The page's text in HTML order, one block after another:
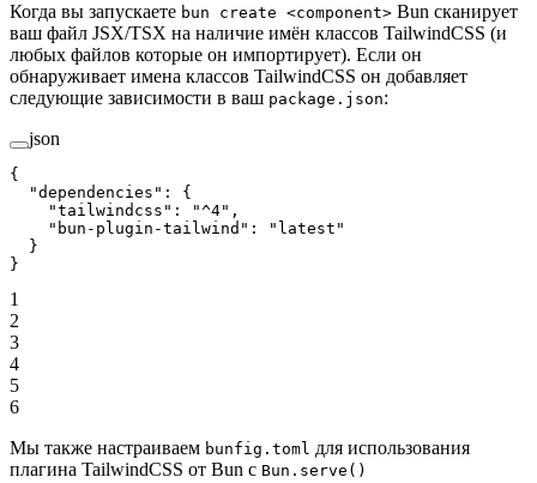
Когда вы запускаете bun create <component> Bun сканирует
ваш файл JSX/TSX на наличие имён классов TailwindCSS (и
любых файлов которые он импортирует). Если он
обнаруживает имена классов TailwindCSS он добавляет
следующие зависимости в ваш package.json:
json
{
  "dependencies"
: {
    "tailwindcss"
: "^4" ,
    "bun-plugin-tailwind"
:
"latest"
  }
}
1
2
3
4
5
6
Мы также настраиваем bunfig.toml для использования
плагина TailwindCSS от Bun с Bun.serve()